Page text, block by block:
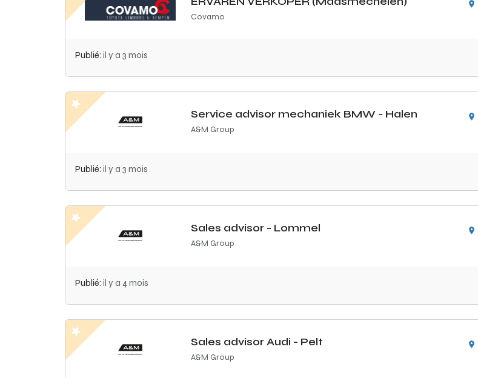
Covamo
Publié: il y a 3 mois
Service advisor mechaniek BMW - Halen
A&M Group
Publié: il y a 3 mois
Sales advisor - Lommel
A&M Group
Publié: il y a 4 mois
Sales advisor Audi - Pelt
A&M Group